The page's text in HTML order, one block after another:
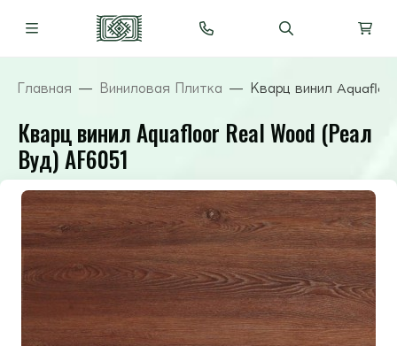
Главная Виниловая Плитка Кварц винил
Кварц винил Aquafloor Real Wood (Реал
Вуд) AF6051